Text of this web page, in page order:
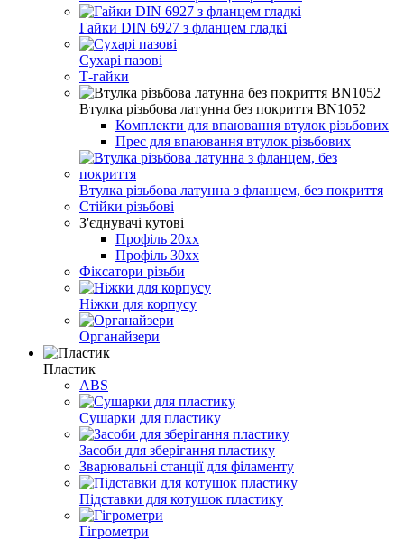
Гайки DIN 6927 з фланцем гладкі
Сухарі пазові
Т-гайки
Втулка різьбова латунна без покриття BN1052
Комплекти для впаювання втулок різьбових
Прес для впаювання втулок різьбових
Втулка різьбова латунна з фланцем, без покриття
Стійки різьбові
З'єднувачі кутові
Профіль 20хх
Профіль 30хх
Фіксатори різьби
Ніжки для корпусу
Органайзери
Пластик
ABS
Сушарки для пластику
Засоби для зберігання пластику
Зварювальні станції для філаменту
Підставки для котушок пластику
Гігрометри